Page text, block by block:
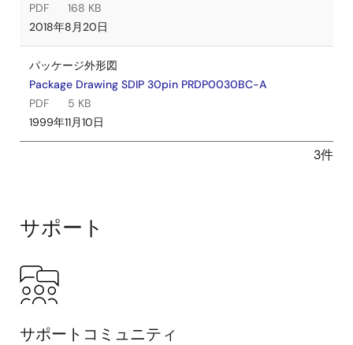
PDF
168 KB
2018年8月20日
パッケージ外形図
Package Drawing SDIP 30pin PRDP0030BC-A
PDF
5 KB
1999年11月10日
3件
サポート
サポートコミュニティ